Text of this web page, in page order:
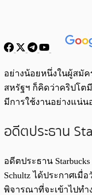
พร้อมเล่น
อย่างน้อยหนึ่งในผู้สมั
สหรัฐฯ ก็คิดว่าคริปโต
มีการใช้งานอย่างแน่น
อดีตประธาน
อดีตประธาน
Schultz ได้ประกาศเมื่
พิจารณาที่จะเข้าไปท